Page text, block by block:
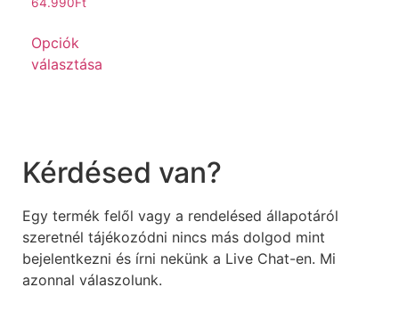
Opciók
választása
Kérdésed van?
Egy termék felől vagy a rendelésed állapotáról
szeretnél tájékozódni nincs más dolgod mint
bejelentkezni és írni nekünk a Live Chat-en. Mi
azonnal válaszolunk.